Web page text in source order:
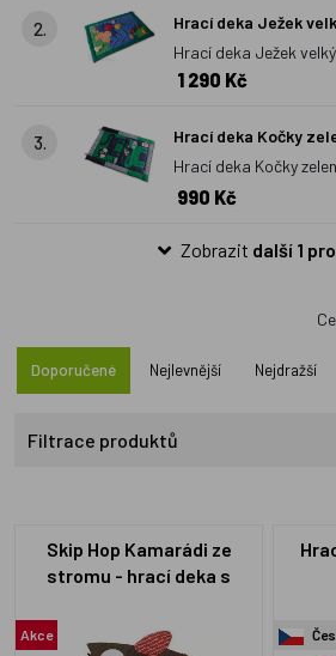
2.
Hrací deka Ježek
Hrací deka Ježek velký
1 290 Kč
3.
Hrací deka Kočky
Hrací deka Kočky
990 Kč
Zobrazit další 1
Doporučené Nejlevnější Nejdražší
Filtrace produktů
Skip Hop Kamarádi ze
stromu - hrací deka s
Akce